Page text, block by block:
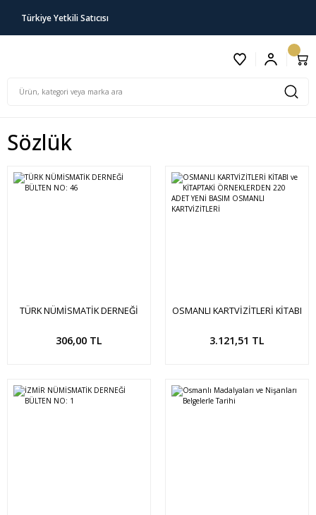
Türkiye Yetkili Satıcısı
Sözlük
TÜRK NÜMİSMATİK DERNEĞİ
306,00 TL
Sepete Ekle
OSMANLI KARTVİZİTLERİ KİTABI
220 ADET YENİ BASIM OSMANLI
3.121,51 TL
Sepete Ekle